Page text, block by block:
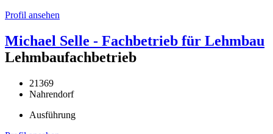
Profil ansehen
Michael Selle - Fachbetrieb für Lehmbau
Lehmbaufachbetrieb
21369
Nahrendorf
Ausführung